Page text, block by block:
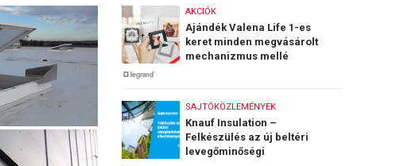
AKCIÓK
Ajándék Valena Life 1-es
keret minden megvásárolt
mechanizmus mellé
SAJTÓKÖZLEMÉNYEK
Knauf Insulation –
Felkészülés az új beltéri
levegőminőségi